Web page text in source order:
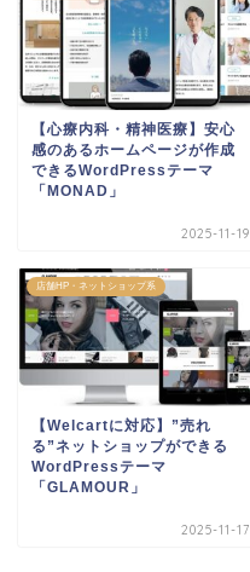
【心療内科・精神医療】安心
感のあるホームページが作成
できるWordPressテーマ
「MONAD」
2025-11-19
店舗HP・ネットショップ系
【Welcartに対応】”売れ
る”ネットショップができる
WordPressテーマ
「GLAMOUR」
2025-11-17